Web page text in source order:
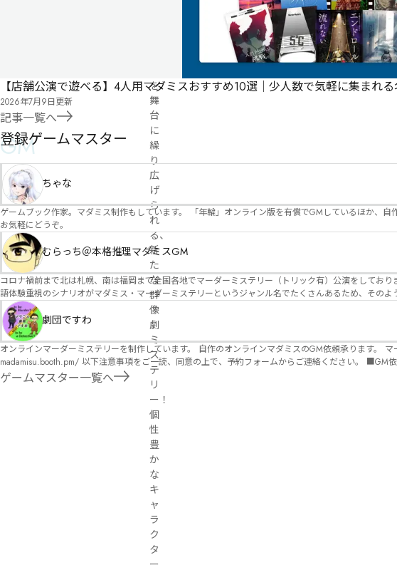
を
舞
台
に
繰
り
広
げ
ら
れ
る、
新
た
な
群
像
劇
ミ
ス
テ
リ
ー！
個
性
豊
か
な
キ
ャ
ラ
ク
タ
ー
【店舗公演で遊べる】4人用マダミスおすすめ10選｜少人数で気軽に集まれ
2026年7月9日更新
記事一覧へ
GM
登録ゲームマスター
ちゃな
ゲームブック作家。マダミス制作もしています。 「年輪」オンライン版を有償でGMしているほか、
お気軽にどうぞ。
むらっち＠本格推理マダミスGM
コロナ禍前まで北は札幌、南は福岡まで全国各地でマーダーミステリー（トリック有）公演をしておりました。 ２０２５年現在、たくさんのマダミスシナリオが増えまし
語体験重視のシナリオがマダミス・マーダーミステリーというジャンル名でたくさんあるため、そのようなシナリオは簡単に遊べます。 し
たことないトリックが解ける閃きや犯人として逃げ切る楽しみのある本格推理マーダーミステリーを見つけることが難しくなって
す！
劇団ですわ
オンラインマーダーミステリーを制作しています。 自作のオンラインマダミスのGM依頼承ります。 マーダーミ
madamisu.booth.pm/ 以下注意事項をご一読、同意の上で、予約フォームからご連絡ください。 ■GM依頼の注意事項■ ①依頼をする作品のＢＯＯＴＨの概要を確認した上で、依頼し
てください。 ②依頼ができるのは、平日、土日、祝日問わず、21：00～となります。 ③参加するメンバーは、依頼者にてメンバーを集めてください。 ④依頼条件：代表者によるＧＭ
セットの購入or参加者全員の個別ＨＯの購入 ⇒購入するタイミングは、開催日程、参加メンバーが決まってからで構いません。 ⑤批判目的等、作品
ゲームマスター一覧へ